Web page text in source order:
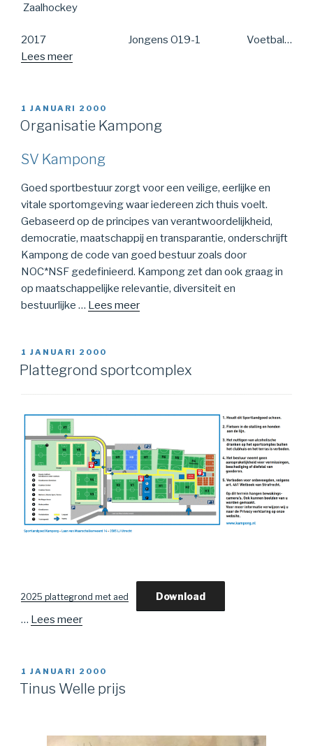
Zaalhockey
2017 Jongens O19-1 Voetbal…
Lees meer
1 JANUARI 2000
Organisatie Kampong
SV Kampong
Goed sportbestuur zorgt voor een veilige, eerlijke en
vitale sportomgeving waar iedereen zich thuis voelt.
Gebaseerd op de principes van verantwoordelijkheid,
democratie, maatschappij en transparantie, onderschrijft
Kampong de code van goed bestuur zoals door
NOC*NSF gedefinieerd. Kampong zet dan ook graag in
op maatschappelijke relevantie, diversiteit en
bestuurlijke … Lees meer
1 JANUARI 2000
Plattegrond sportcomplex
2025 plattegrond met aed Download
… Lees meer
1 JANUARI 2000
Tinus Welle prijs